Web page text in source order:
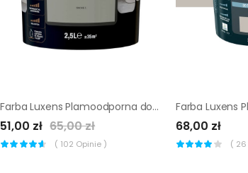
Farba Luxens Plamoodporna do kuchni i łazienki Smoke 5 2.5 l
51,00 zł 65,00 zł
( 102 Opinie )
68,00 zł
( 26